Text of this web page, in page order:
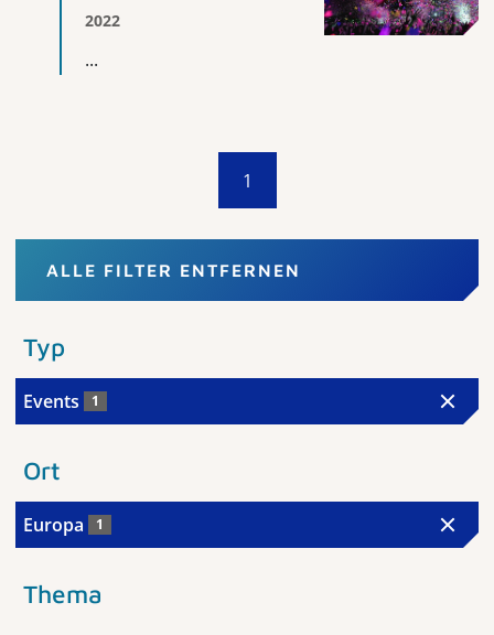
2022
...
1
ALLE FILTER ENTFERNEN
Typ
Events 1
Ort
Europa 1
Thema